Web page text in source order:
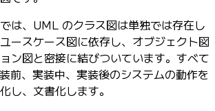
は、UML のクラス図は単独では存在し
ースケース図に依存し、オブジェクト図
ン図と密接に結びついています。すべて
前、実装中、実装後のシステムの動作を
し、文書化します。